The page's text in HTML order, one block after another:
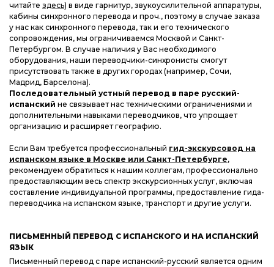
читайте здесь) в виде гарнитур, звукоусилительной аппаратуры,
кабины синхронного перевода и проч., поэтому в случае заказа
у нас как синхронного перевода, так и его технического
сопровождения, мы ограничиваемся Москвой и Санкт-
Петербургом. В случае наличия у Вас необходимого
оборудования, наши переводчики-синхронисты смогут
присутствовать также в других городах (например, Сочи,
Мадрид, Барселона).
Последовательный устный перевод в паре русский-
испанский не связывает нас техническими ограничениями и
дополнительными навыками переводчиков, что упрощает
организацию и расширяет географию.
Если Вам требуется профессиональный гид-экскурсовод на
испанском языке в Москве или Санкт-Петербурге,
рекомендуем обратиться к нашим коллегам, профессионально
предоставляющим весь спектр экскурсионных услуг, включая
составление индивидуальной программы, предоставление гида-
переводчика на испанском языке, транспорт и другие услуги.
ПИСЬМЕННЫЙ ПЕРЕВОД С ИСПАНСКОГО И НА ИСПАНСКИЙ
ЯЗЫК
Письменный перевод с паре испанский-русский является одним